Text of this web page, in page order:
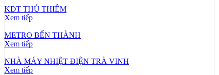
KĐT THỦ THIÊM
Xem tiếp
METRO BẾN THÀNH
Xem tiếp
NHÀ MÁY NHIỆT ĐIỆN TRÀ VINH
Xem tiếp